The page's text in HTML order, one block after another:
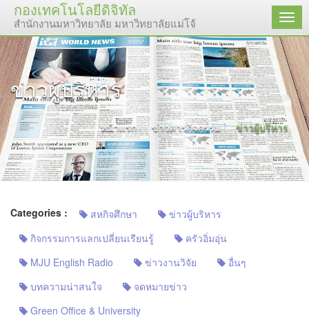
กองเทคโนโลยีดิจิทัล
สำนักงานมหาวิทยาลัย มหาวิทยาลัยแม่โจ้ เมนู
ข่าวผู้บริหาร
หน้าแรก ข่าวสารกิจกรรม ข่าวผู้บริหาร
Categories : สหกิจศึกษา
ข่าวผู้บริหาร
กิจกรรมการแลกเปลี่ยนเรียนรู้
ครัวอิ่มอุ่น
MJU English Radio
ข่าวงานวิจัย
อื่นๆ
บทความน่าสนใจ
จดหมายข่าว
Green Office & University